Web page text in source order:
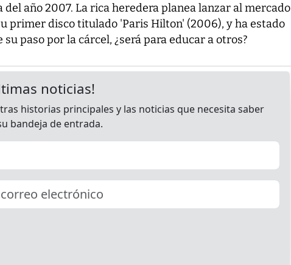
año 2007. La rica heredera planea lanzar al mercado
primer disco titulado 'Paris Hilton' (2006), y ha estado
paso por la cárcel, ¿será para educar a otros?